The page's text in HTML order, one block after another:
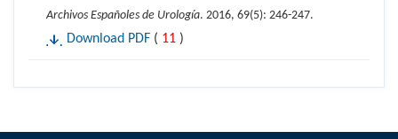
Archivos Españoles de Urología. 2016, 69(5): 246-247.
Download PDF ( 11 )